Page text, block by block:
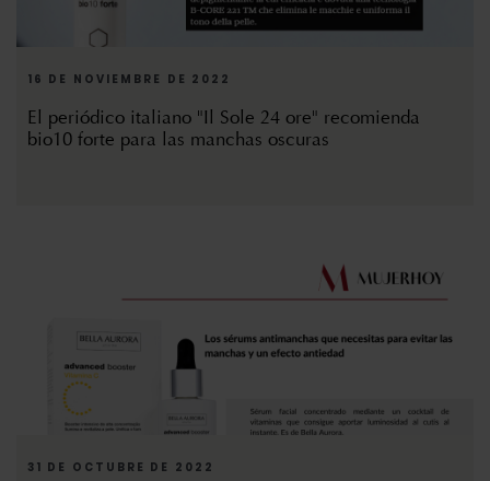
16 DE NOVIEMBRE DE 2022
El periódico italiano "Il Sole 24 ore" recomienda
bio10 forte para las manchas oscuras
31 DE OCTUBRE DE 2022